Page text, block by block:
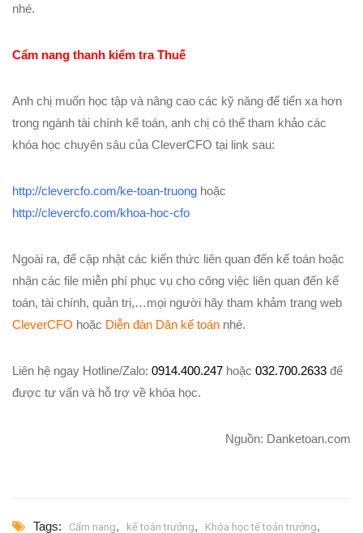
nhé.
Cẩm nang thanh kiểm tra Thuế
Anh chị muốn học tập và nâng cao các kỹ năng để tiến xa hơn
trong ngành tài chính kế toán, anh chị có thể tham khảo các
khóa học chuyên sâu của CleverCFO tại link sau:
http://clevercfo.com/ke-toan-truong hoặc
http://clevercfo.com/khoa-hoc-cfo
Ngoài ra, để cập nhật các kiến thức liên quan đến kế toán hoặc
nhận các file miễn phí phục vụ cho công việc liên quan đến kế
toán, tài chính, quản trị,…mọi người hãy tham khảm trang web
CleverCFO hoặc Diễn đàn Dân kế toán nhé.
Liên hệ ngay Hotline/Zalo: 0914.400.247 hoặc 032.700.2633 để
được tư vấn và hỗ trợ về khóa học.
Nguồn: Danketoan.com
Tags: Cẩm nang, kế toán trưởng, Khóa học tế toán trưởng,